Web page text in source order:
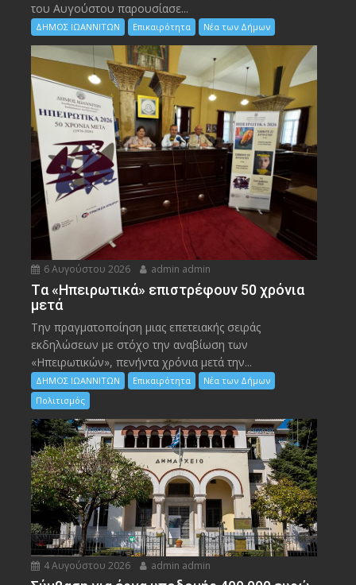
του Αυγούστου παρουσίασε...
ΔΗΜΟΣ ΙΩΑΝΝΙΤΩΝ Επικαιρότητα Νέα των Δήμων
6 Αυγούστου 2026 admin admin
Tα «Ηπειρωτικά» επιστρέφουν 50 χρόνια
μετά
Την πραγματοποίηση μιας επετειακής σειράς
εκδηλώσεων με στόχο την αναβίωση των
«Ηπειρωτικών», πενήντα χρόνια μετά την...
ΔΗΜΟΣ ΙΩΑΝΝΙΤΩΝ Επικαιρότητα
Νέα των Δήμων
Πολιτισμός
4 Αυγούστου 2026 admin admin